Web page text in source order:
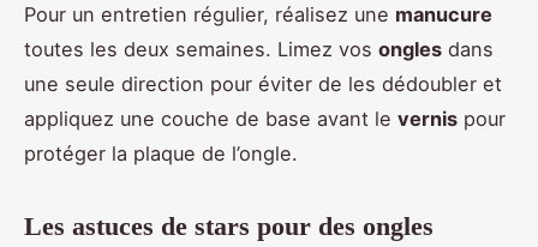
Pour un entretien régulier, réalisez une manucure
toutes les deux semaines. Limez vos ongles dans
une seule direction pour éviter de les dédoubler et
appliquez une couche de base avant le vernis pour
protéger la plaque de l’ongle.
Les astuces de stars pour des ongles